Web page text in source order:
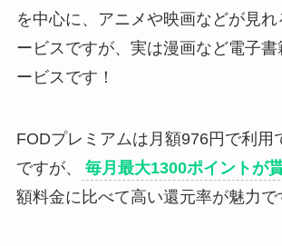
を中心に、アニメや映画などが見
ービスですが、実は漫画など電子
ービスです！
FODプレミアムは月額976円で利用
ですが、
毎月最大1300ポイントが
額料金に比べて高い還元率が魅力で